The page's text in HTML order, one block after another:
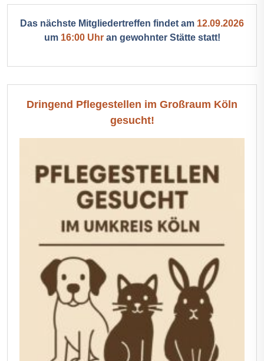
Das nächste Mitgliedertreffen findet am 12.09.2026
um 16:00 Uhran gewohnter Stätte statt!
Dringend Pflegestellen im Großraum Köln
gesucht!